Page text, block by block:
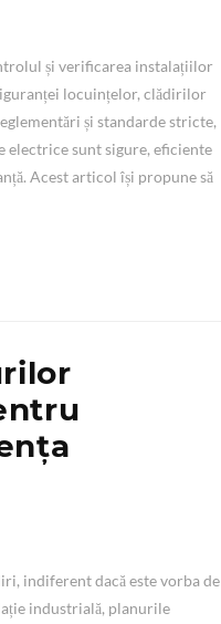
și verificarea instalațiilor
locuințelor, clădirilor
și standarde stricte,
electrice sunt sigure, eficiente
Acest articol își propune să
indiferent dacă este vorba de
industrială, planurile